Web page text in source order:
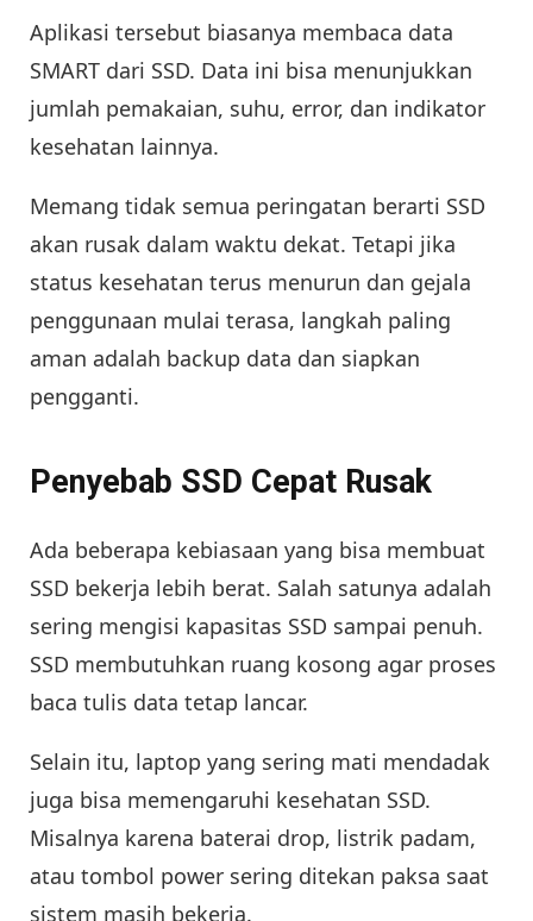
Aplikasi tersebut biasanya membaca data
SMART dari SSD. Data ini bisa menunjukkan
jumlah pemakaian, suhu, error, dan indikator
kesehatan lainnya.
Memang tidak semua peringatan berarti SSD
akan rusak dalam waktu dekat. Tetapi jika
status kesehatan terus menurun dan gejala
penggunaan mulai terasa, langkah paling
aman adalah backup data dan siapkan
pengganti.
Penyebab SSD Cepat Rusak
Ada beberapa kebiasaan yang bisa membuat
SSD bekerja lebih berat. Salah satunya adalah
sering mengisi kapasitas SSD sampai penuh.
SSD membutuhkan ruang kosong agar proses
baca tulis data tetap lancar.
Selain itu, laptop yang sering mati mendadak
juga bisa memengaruhi kesehatan SSD.
Misalnya karena baterai drop, listrik padam,
atau tombol power sering ditekan paksa saat
sistem masih bekerja.